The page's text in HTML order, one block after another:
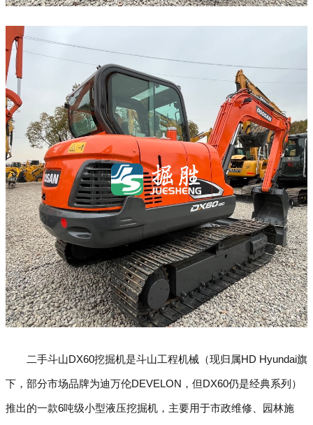
二手斗山DX60挖掘机是斗山工程机械（现归属HD Hyundai旗
下，部分市场品牌为迪万伦DEVELON，但DX60仍是经典系列）
推出的一款6吨级小型液压挖掘机，主要用于市政维修、园林施